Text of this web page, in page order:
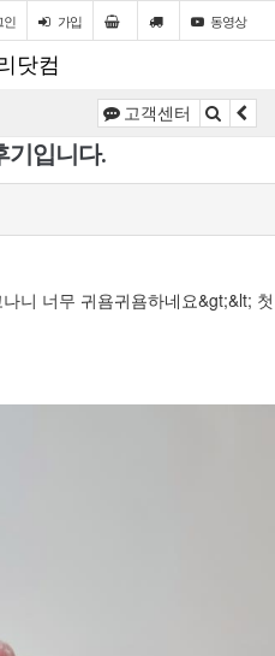
인 가입 동영상
닷컴
고객센터
기입니다.
니 너무 귀욤귀욤하네요&gt;&lt; 첫